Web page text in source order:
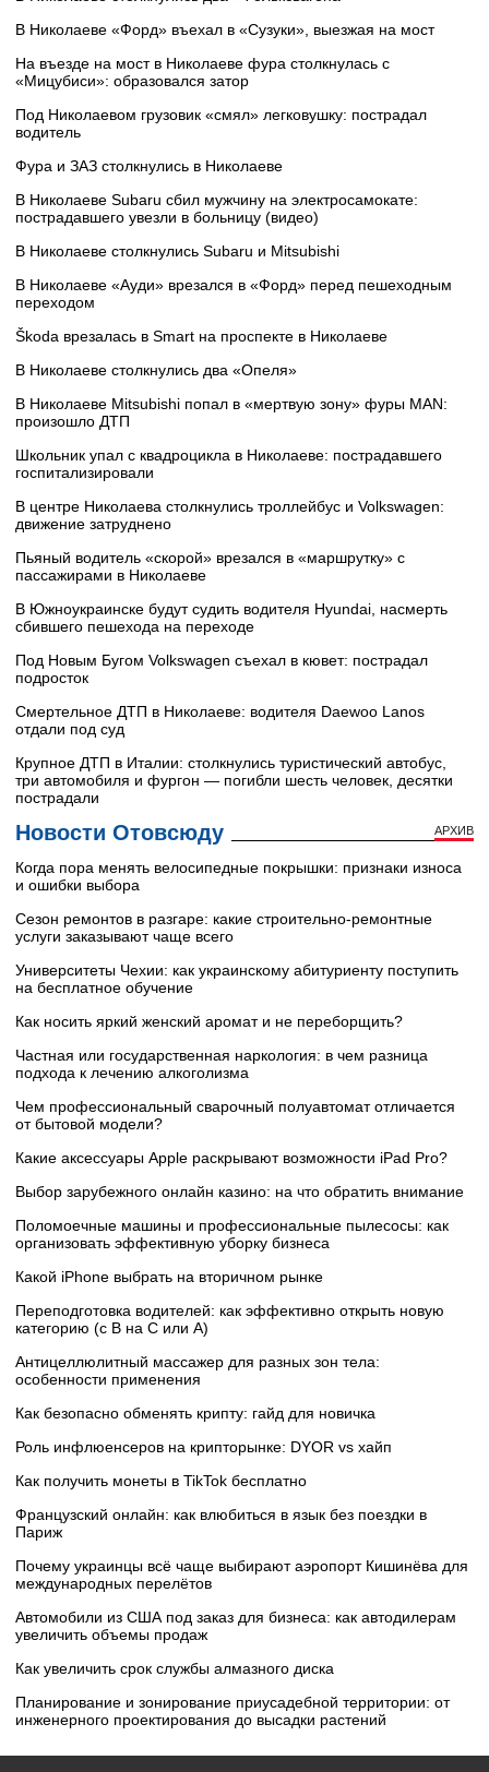
В Николаеве «Форд» въехал в «Сузуки», выезжая на мост
На въезде на мост в Николаеве фура столкнулась с
«Мицубиси»: образовался затор
Под Николаевом грузовик «смял» легковушку: пострадал
водитель
Фура и ЗАЗ столкнулись в Николаеве
В Николаеве Subaru сбил мужчину на электросамокате:
пострадавшего увезли в больницу (видео)
В Николаеве столкнулись Subaru и Mitsubishi
В Николаеве «Ауди» врезался в «Форд» перед пешеходным
переходом
Škoda врезалась в Smart на проспекте в Николаеве
В Николаеве столкнулись два «Опеля»
В Николаеве Mitsubishi попал в «мертвую зону» фуры MAN:
произошло ДТП
Школьник упал с квадроцикла в Николаеве: пострадавшего
госпитализировали
В центре Николаева столкнулись троллейбус и Volkswagen:
движение затруднено
Пьяный водитель «скорой» врезался в «маршрутку» с
пассажирами в Николаеве
В Южноукраинске будут судить водителя Hyundai, насмерть
сбившего пешехода на переходе
Под Новым Бугом Volkswagen съехал в кювет: пострадал
подросток
Смертельное ДТП в Николаеве: водителя Daewoo Lanos
отдали под суд
Крупное ДТП в Италии: столкнулись туристический автобус,
три автомобиля и фургон — погибли шесть человек, десятки
пострадали
Новости Отовсюду АРХИВ
Когда пора менять велосипедные покрышки: признаки износа
и ошибки выбора
Сезон ремонтов в разгаре: какие строительно-ремонтные
услуги заказывают чаще всего
Университеты Чехии: как украинскому абитуриенту поступить
на бесплатное обучение
Как носить яркий женский аромат и не переборщить?
Частная или государственная наркология: в чем разница
подхода к лечению алкоголизма
Чем профессиональный сварочный полуавтомат отличается
от бытовой модели?
Какие аксессуары Apple раскрывают возможности iPad Pro?
Выбор зарубежного онлайн казино: на что обратить внимание
Поломоечные машины и профессиональные пылесосы: как
организовать эффективную уборку бизнеса
Какой iPhone выбрать на вторичном рынке
Переподготовка водителей: как эффективно открыть новую
категорию (с B на C или А)
Антицеллюлитный массажер для разных зон тела:
особенности применения
Как безопасно обменять крипту: гайд для новичка
Роль инфлюенсеров на крипторынке: DYOR vs хайп
Как получить монеты в TikTok бесплатно
Французский онлайн: как влюбиться в язык без поездки в
Париж
Почему украинцы всё чаще выбирают аэропорт Кишинёва для
международных перелётов
Автомобили из США под заказ для бизнеса: как автодилерам
увеличить объемы продаж
Как увеличить срок службы алмазного диска
Планирование и зонирование приусадебной территории: от
инженерного проектирования до высадки растений